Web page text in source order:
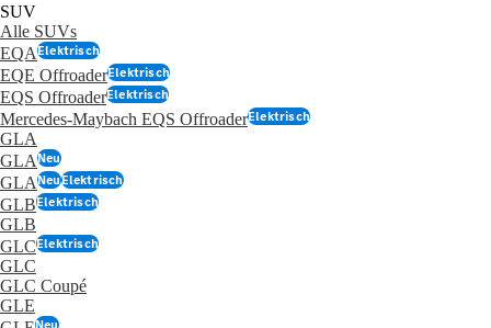
SUV
Alle SUVs
EQAElektrisch
EQE OffroaderElektrisch
EQS OffroaderElektrisch
Mercedes-Maybach EQS OffroaderElektrisch
GLA
GLANeu
GLANeuElektrisch
GLBElektrisch
GLB
GLCElektrisch
GLC
GLC Coupé
GLE